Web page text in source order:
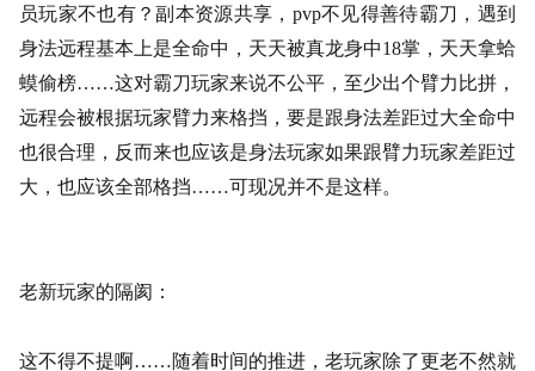
员玩家不也有？副本资源共享，pvp不见得善待霸刀，遇到
身法远程基本上是全命中，天天被真龙身中18掌，天天拿蛤
蟆偷榜……这对霸刀玩家来说不公平，至少出个臂力比拼，
远程会被根据玩家臂力来格挡，要是跟身法差距过大全命中
也很合理，反而来也应该是身法玩家如果跟臂力玩家差距过
大，也应该全部格挡……可现况并不是这样。
老新玩家的隔阂：
这不得不提啊……随着时间的推进，老玩家除了更老不然就